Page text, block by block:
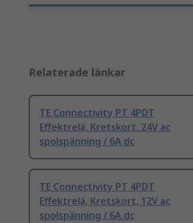
Relaterade länkar
TE Connectivity PT 4PDT
Effektrelä, Kretskort, 24V ac
spolspänning / 6A dc
TE Connectivity PT 4PDT
Effektrelä, Kretskort, 12V ac
spolspänning / 6A dc